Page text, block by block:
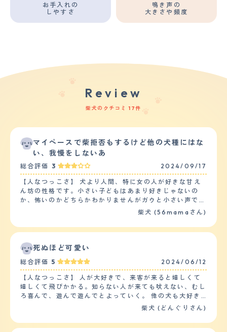
お手入れの
しやすさ
鳴き声の
大きさや頻度
Review
柴犬のクチコミ 17件
マイペースで柴拒否もするけど他の犬種にはな
い、我慢をしないあ
総合評価 3 2024/09/17
【人なつっこさ】 犬より人間、特に女の人が好きな甘え
ん坊の性格です。小さい子どもはあまり好きじゃないの
か、怖いのかどちらかわかりませんがガウと小さい声で鳴
いて撫でたいと近寄ってきた女の子を泣かせたことがあり
はしません。他の犬についてはお友達のプードルが大好き
ルやマルチーズ、チワワなど洋風のワンちゃんが好きで
す。パグは相性があまりよくないようです。 【落ち着
き】 しつけてないのにわりと度胸があるのか外出先では
落ち着いています。他の犬に吠えたりしません。ただ唯
一、食べ物が絡むと人一倍落ち着きがなくなります。とて
も食いしん坊で食への執着がすごいです。あと強いていえ
ば打ち上げ花火の音と太鼓の音は嫌がります。 【しつけ
やすさ】 日常的な訓練やしつけについては簡単なことし
ってくれます。散歩を嫌がるので回数は多くて二日に一
柴犬 (56mamaさん)
死ぬほど可愛い
総合評価 5 2024/06/12
【人なつっこさ】 人が大好きで、来客が来ると嬉しくて
嬉しくて飛びかかる。知らない人が来ても吠えない、むし
ろ喜んで、遊んで遊んでとよっていく。 他の犬も大好き
で、散歩中には、他の犬にちょっかいをかける。 一緒に
が、残念なことに他の柴犬には嫌われているため相手にさ
柴犬 (どんぐりさん)